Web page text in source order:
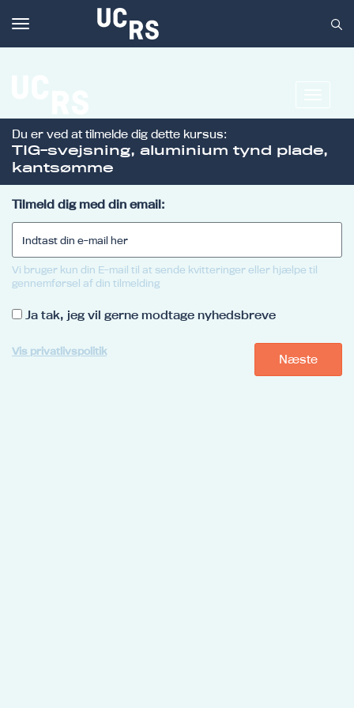
navigation
Om UCRS
Bliv faglært
Kursus
Du er ved at tilmelde dig dette kursus:
TIG-svejsning, aluminium tynd plade,
kantsømme
Tilmeld dig med din email:
Vi bruger kun din E-mail til at sende kvitteringer eller hjælpe til
gennemførsel af din tilmelding
Ja tak, jeg vil gerne modtage nyhedsbreve
Vis privatlivspolitik